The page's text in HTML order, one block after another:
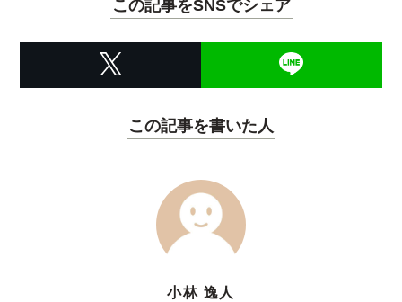
この記事をSNSでシェア
この記事を書いた人
小林 逸人